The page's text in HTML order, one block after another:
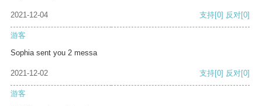
2021-12-04 支持[0] 反对[0]
游客
Sophia sent you 2 messa
2021-12-02 支持[0] 反对[0]
游客